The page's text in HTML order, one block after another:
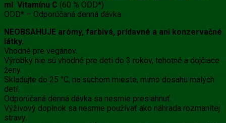
ml Vitamínu C (60 % ODD*)
ODD* – Odporúčaná denná dávka
NEOBSAHUJE arómy, farbivá, prídavné a ani konzervačné
látky.
Vhodné pre vegánov.
Výrobky nie sú vhodné pre deti do 3 rokov, tehotné a dojčiace
ženy.
Skladujte do 25 °C, na suchom mieste, mimo dosahu malých
detí.
Odporúčaná denná dávka sa nesmie presiahnuť.
Výživový doplnok sa nesmie používať ako náhrada rozmanitej
stravy.